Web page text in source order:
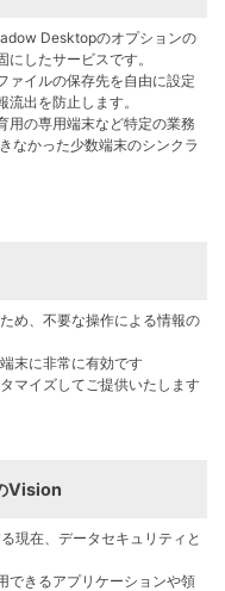
Desktopのオプションの
したサービスです。
ァイルの保存先を⾃由に設定
出を防⽌します。
⽤の専⽤端末など特定の業務
なかった少数端末のシンクラ
め、不要な操作による情報の
末に⾮常に有効です
マイズしてご提供いたします
Vision
現在、データセキュリティと
できるアプリケーションや領